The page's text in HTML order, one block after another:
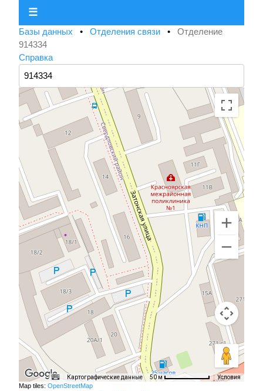
☰
Базы данных • Отделения связи • Отделение
914334
Справка
Картографические данные 50 м Условия
Map tiles: OpenStreetMap